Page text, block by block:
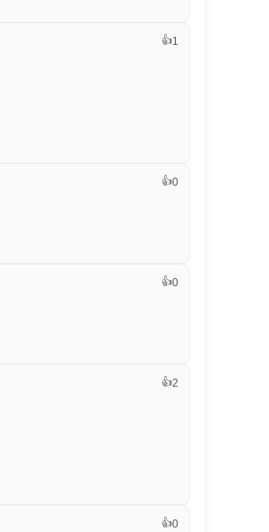
👍1
👍0
👍0
👍2
👍0